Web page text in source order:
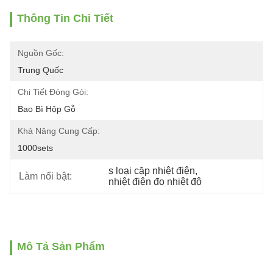
Thông Tin Chi Tiết
Nguồn Gốc:
Trung Quốc
Chi Tiết Đóng Gói:
Bao Bì Hộp Gỗ
Khả Năng Cung Cấp:
1000sets
Làm nổi bật:
s loại cặp nhiệt điện,
nhiệt điện đo nhiệt độ
Mô Tả Sản Phẩm